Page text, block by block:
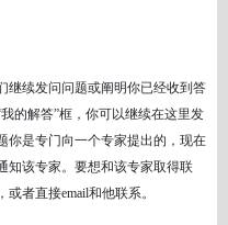
继续发问问题或阐明你已经收到答
我的解答”框，你可以继续在这里发
你是专门向一个专家提出的，现在
知该专家。要想和该专家取得联
者直接email和他联系。